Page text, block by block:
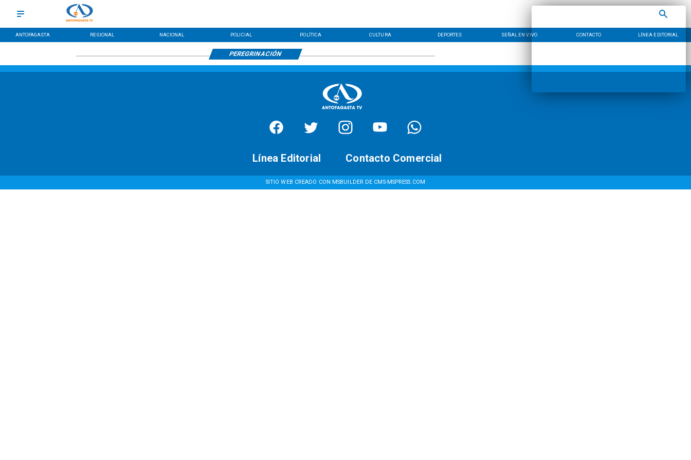
ANTOFAGASTA REGIONAL NACIONAL POLICIAL POLÍTICA CULTURA DEPORTES SEÑAL EN VIVO CONTACTO LÍNEA EDITORIAL
PEREGRINACIÓN
SITIO WEB CREADO CON MSBUILDER DE CMS-MSPRESS.COM
Contacto Comercial
Línea Editorial